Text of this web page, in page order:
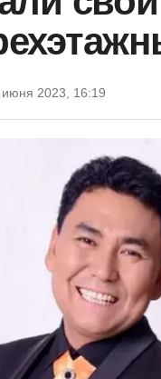
июня 2023, 16:19